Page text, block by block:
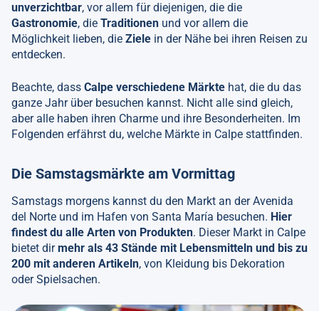
unverzichtbar, vor allem für diejenigen, die die
Gastronomie, die Traditionen und vor allem die
Möglichkeit lieben, die Ziele in der Nähe bei ihren Reisen zu
entdecken.
Beachte, dass Calpe verschiedene Märkte hat, die du das
ganze Jahr über besuchen kannst. Nicht alle sind gleich,
aber alle haben ihren Charme und ihre Besonderheiten. Im
Folgenden erfährst du, welche Märkte in Calpe stattfinden.
Die Samstagsmärkte am Vormittag
Samstags morgens kannst du den Markt an der Avenida
del Norte und im Hafen von Santa María besuchen. Hier
findest du alle Arten von Produkten. Dieser Markt in Calpe
bietet dirmehr als 43 Stände mit Lebensmitteln und bis zu
200 mit anderen Artikeln, von Kleidung bis Dekoration
oder Spielsachen.